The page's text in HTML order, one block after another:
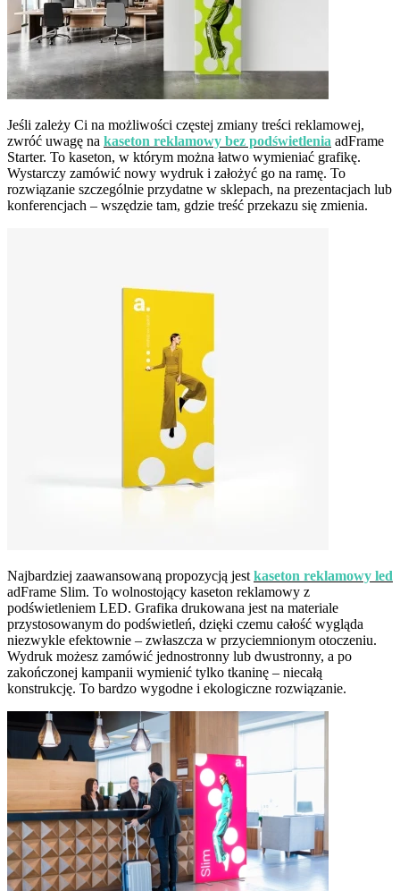
Jeśli zależy Ci na możliwości częstej zmiany treści reklamowej,
zwróć uwagę na kaseton reklamowy bez podświetlenia adFrame
Starter. To kaseton, w którym można łatwo wymieniać grafikę.
Wystarczy zamówić nowy wydruk i założyć go na ramę. To
rozwiązanie szczególnie przydatne w sklepach, na prezentacjach lub
konferencjach – wszędzie tam, gdzie treść przekazu się zmienia.
Najbardziej zaawansowaną propozycją jest kaseton reklamowy led
adFrame Slim. To wolnostojący kaseton reklamowy z
podświetleniem LED. Grafika drukowana jest na materiale
przystosowanym do podświetleń, dzięki czemu całość wygląda
niezwykle efektownie – zwłaszcza w przyciemnionym otoczeniu.
Wydruk możesz zamówić jednostronny lub dwustronny, a po
zakończonej kampanii wymienić tylko tkaninę – niecałą
konstrukcję. To bardzo wygodne i ekologiczne rozwiązanie.